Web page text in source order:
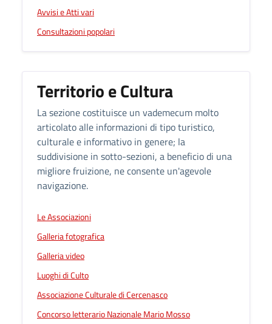
Avvisi e Atti vari
Consultazioni popolari
Territorio e Cultura
La sezione costituisce un vademecum molto
articolato alle informazioni di tipo turistico,
culturale e informativo in genere; la
suddivisione in sotto-sezioni, a beneficio di una
migliore fruizione, ne consente un'agevole
navigazione.
Le Associazioni
Galleria fotografica
Galleria video
Luoghi di Culto
Associazione Culturale di Cercenasco
Concorso letterario Nazionale Mario Mosso